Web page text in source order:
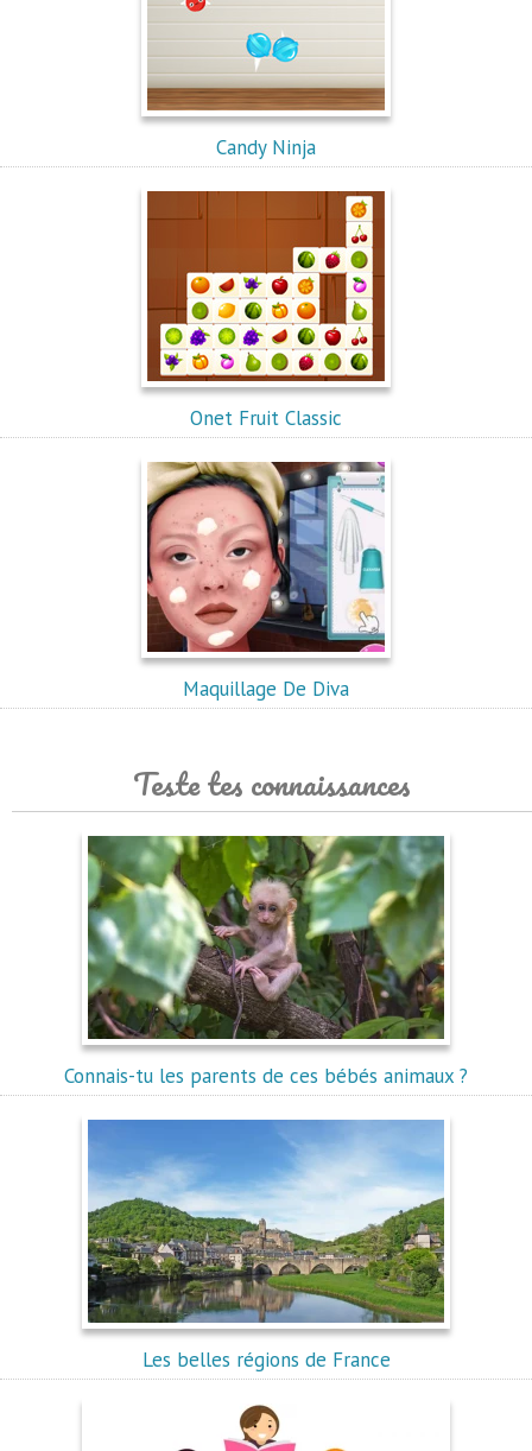
Candy Ninja
Onet Fruit Classic
Maquillage De Diva
Teste tes connaissances
Connais-tu les parents de ces bébés animaux ?
Les belles régions de France